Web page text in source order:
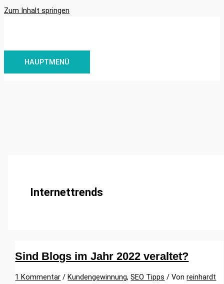
Zum Inhalt springen
HAUPTMENÜ
Internettrends
Sind Blogs im Jahr 2022 veraltet?
1 Kommentar /Kundengewinnung,SEO Tipps / Vonreinhardt